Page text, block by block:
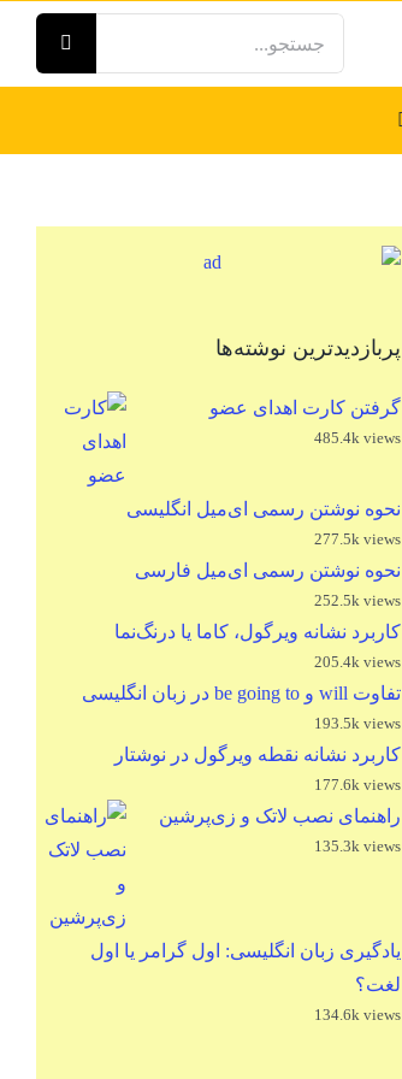
پربازدیدترین نوشته‌ها
گرفتن کارت اهدای عضو
485.4k views
نحوه نوشتن رسمی ای‌میل انگلیسی
277.5k views
نحوه نوشتن رسمی ای‌میل فارسی
252.5k views
کاربرد نشانه ویرگول، کاما یا درنگ‌نما
205.4k views
تفاوت will و be going to در زبان انگلیسی
193.5k views
کاربرد نشانه نقطه ویرگول در نوشتار
177.6k views
راهنمای نصب لاتک و زی‌پرشین
135.3k views
یادگیری زبان انگلیسی: اول گرامر یا اول
لغت؟
134.6k views